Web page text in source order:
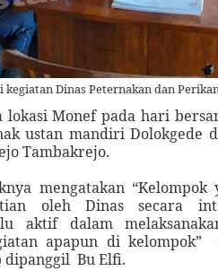
Dinas Peternakan dan
Monef pada hari
ustan mandiri Dolokgede
Tambakrejo.
mengatakan “Kelompok
oleh Dinas secara
aktif dalam
apapun di kelompok”
dipanggil Bu Elfi.